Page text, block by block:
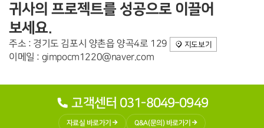
귀사의 프로젝트를 성공으로 이끌어
보세요.
주소 : 경기도 김포시 양촌읍 양곡4로 129 지도보기
이메일 : gimpocm1220@naver.com
고객센터 031-8049-0949
자료실 바로가기 Q&A(문의) 바로가기